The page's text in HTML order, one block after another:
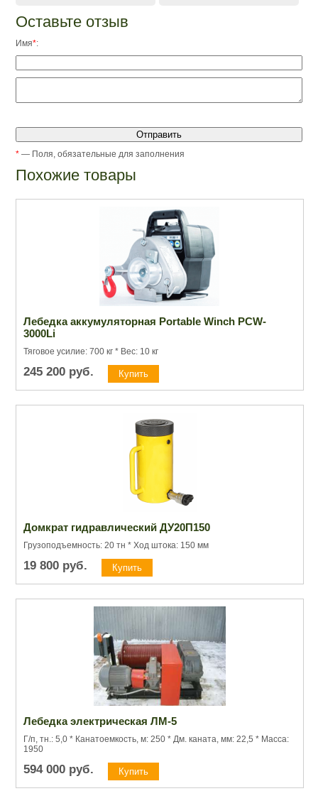
Оставьте отзыв
Имя*:
* — Поля, обязательные для заполнения
Похожие товары
Лебедка аккумуляторная Portable Winch PCW-
3000Li
Тяговое усилие: 700 кг * Вес: 10 кг
245 200 руб.
Домкрат гидравлический ДУ20П150
Грузоподъемность: 20 тн * Ход штока: 150 мм
19 800 руб.
Лебедка электрическая ЛМ-5
Г/п, тн.: 5,0 * Канатоемкость, м: 250 * Дм. каната, мм: 22,5 * Масса:
1950
594 000 руб.